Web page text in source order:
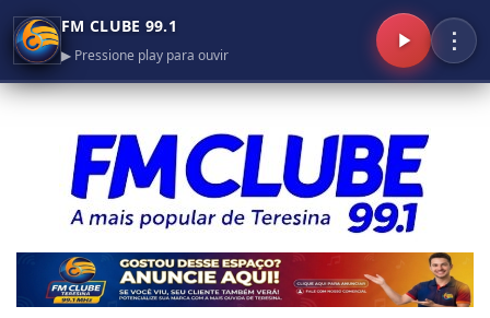
FM CLUBE 99.1
▶ Pressione play para ouvir
⋮